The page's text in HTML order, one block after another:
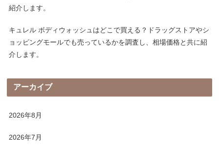
紹介します。
キュレル ボディウォッシュはどこで買える？ドラッグストアやシ
ョッピングモールでも売っているかを調査し、相場価格と共に紹
介します。
アーカイブ
2026年8月
2026年7月